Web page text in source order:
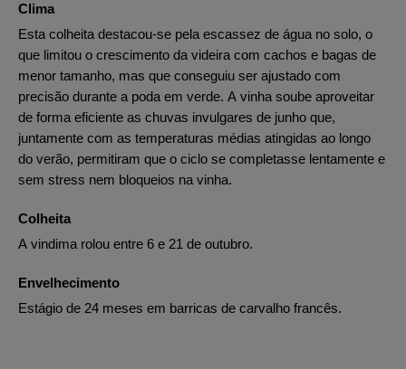
Clima
Esta colheita destacou-se pela escassez de água no solo, o
que limitou o crescimento da videira com cachos e bagas de
menor tamanho, mas que conseguiu ser ajustado com
precisão durante a poda em verde. A vinha soube aproveitar
de forma eficiente as chuvas invulgares de junho que,
juntamente com as temperaturas médias atingidas ao longo
do verão, permitiram que o ciclo se completasse lentamente e
sem stress nem bloqueios na vinha.
Colheita
A vindima rolou entre 6 e 21 de outubro.
Envelhecimento
Estágio de 24 meses em barricas de carvalho francês.